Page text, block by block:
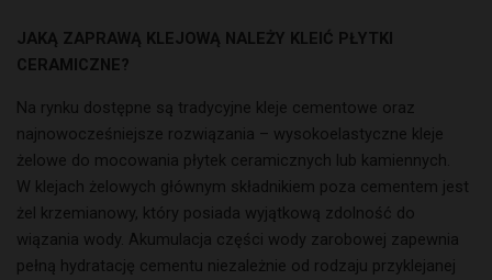
JAKĄ ZAPRAWĄ KLEJOWĄ NALEŻY KLEIĆ PŁYTKI
CERAMICZNE?
Na rynku dostępne są tradycyjne kleje cementowe oraz
najnowocześniejsze rozwiązania – wysokoelastyczne kleje
żelowe do mocowania płytek ceramicznych lub kamiennych.
W klejach żelowych głównym składnikiem poza cementem jest
żel krzemianowy, który posiada wyjątkową zdolność do
wiązania wody. Akumulacja części wody zarobowej zapewnia
pełną hydratację cementu niezależnie od rodzaju przyklejanej